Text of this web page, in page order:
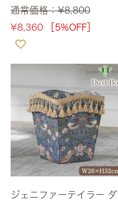
通常価格：¥8,800
¥8,360 ［5%OFF］
ジェニファーテイラー ダ